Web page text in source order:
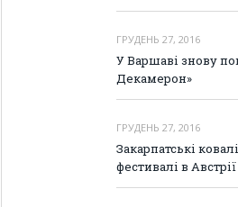
ГРУДЕНЬ 27, 2016
У Варшаві знову
Декамерон»
ГРУДЕНЬ 27, 2016
Закарпатські
фестивалі в Австрії